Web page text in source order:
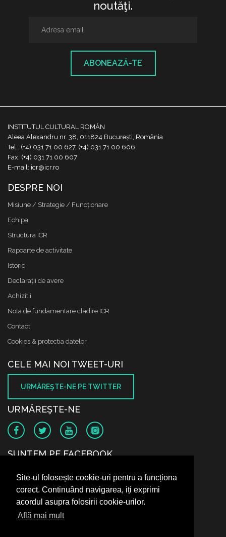
Site-ul folosește cookie-uri pentru a funcționa
corect. Continuând navigarea, iți exprimi
acordul asupra folosirii cookie-urilor.
Află mai mult
noutăţi.
ABONEAZĂ-TE
INSTITUTUL CULTURAL ROMÂN
Aleea Alexandru nr. 38, 011824 București, România
Tel.: (+4) 031 71 00 627, (+4) 031 71 00 606
Fax: (+4) 031 71 00 607
E-mail: icr@icr.ro
DESPRE NOI
Misiune / Strategie / Funcţionare
Echipa
Structura ICR
Rapoarte de activitate
Istoric
Declaraţii de avere
Achizitii
Nota de fundamentare cladire ICR
Contact
Cookies & protectia datelor
CELE MAI NOI TWEET-URI
URMĂREŞTE-NE PE TWITTER
URMĂREŞTE-NE
SUNTEM PE FACEBOOK